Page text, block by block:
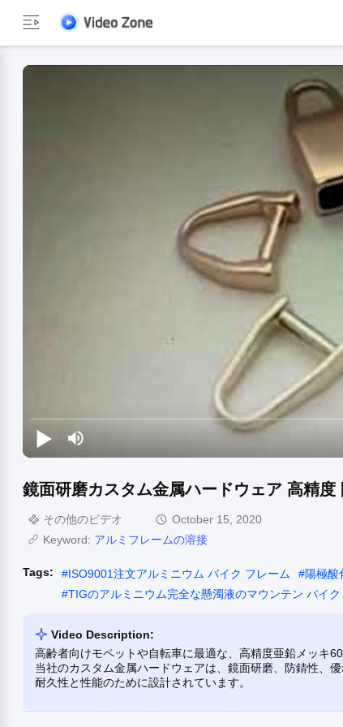
鏡面研磨カスタム金属ハードウェア 高精度
その他のビデオ
October 15, 2020
Keyword: アルミフレームの溶接
Tags: #ISO9001注文アルミニウム バイク フレーム #陽極酸
#TIGのアルミニウム完全な懸濁液のマウンテン バイク
Video Description:
高齢者向けモペットや自転車に最適な、高精度亜鉛メッキ
当社のカスタム金属ハードウェアは、鏡面研磨、防錆性、
耐久性と性能のために設計されています。